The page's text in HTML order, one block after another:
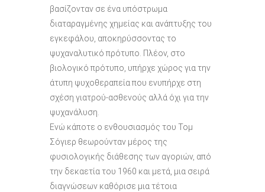
βασίζονταν σε ένα υπόστρωμα
διαταραγμένης χημείας και ανάπτυξης του
εγκεφάλου, αποκηρύσσοντας το
ψυχαναλυτικό πρότυπο. Πλέον, στο
βιολογικό πρότυπο, υπήρχε χώρος για την
άτυπη ψυχοθεραπεία που ενυπήρχε στη
σχέση γιατρού-ασθενούς αλλά όχι για την
ψυχανάλυση.
Ενώ κάποτε ο ενθουσιασμός του Τομ
Σόγιερ θεωρούνταν μέρος της
φυσιολογικής διάθεσης των αγοριών, από
την δεκαετία του 1960 και μετά, μια σειρά
διαγνώσεων καθόρισε μια τέτοια